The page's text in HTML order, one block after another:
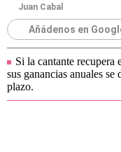
Juan Cabal
Añádenos en
Si la cantante recupera
sus ganancias anuales
plazo.